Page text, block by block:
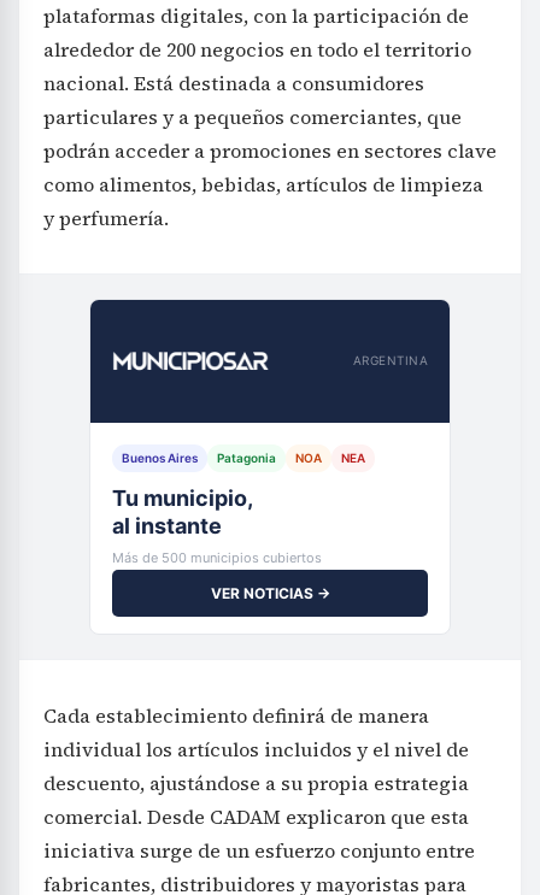
plataformas digitales, con la participación de
alrededor de 200 negocios en todo el territorio
nacional. Está destinada a consumidores
particulares y a pequeños comerciantes, que
podrán acceder a promociones en sectores clave
como alimentos, bebidas, artículos de limpieza
y perfumería.
ARGENTINA
Buenos Aires Patagonia NOA NEA
Tu municipio,
al instante
Más de 500 municipios cubiertos
VER NOTICIAS →
Cada establecimiento definirá de manera
individual los artículos incluidos y el nivel de
descuento, ajustándose a su propia estrategia
comercial. Desde CADAM explicaron que esta
iniciativa surge de un esfuerzo conjunto entre
fabricantes, distribuidores y mayoristas para